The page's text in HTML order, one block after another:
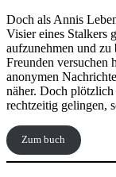
Doch als Annis
Visier eines Stalkers
aufzunehmen und zu
Freunden versuchen
anonymen
näher. Doch
rechtzeitig gelingen,
Zum buch